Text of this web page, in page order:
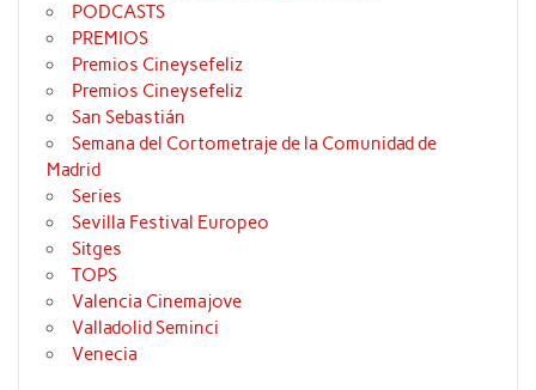
PODCASTS
PREMIOS
Premios Cineysefeliz
Premios Cineysefeliz
San Sebastián
Semana del Cortometraje de la Comunidad de
Madrid
Series
Sevilla Festival Europeo
Sitges
TOPS
Valencia Cinemajove
Valladolid Seminci
Venecia